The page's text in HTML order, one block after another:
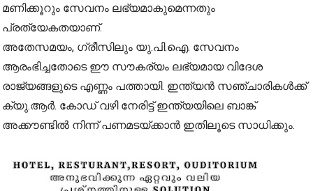
മണിക്കൂറും സേവനം ലഭ്യമാകുമെന്നതും
പ്രത്യേകതയാണ്.
അതേസമയം, ഗ്രീസിലും യു.പി.ഐ. സേവനം
ആരംഭിച്ചതോടെ ഈ സൗകര്യം ലഭ്യമായ വിദേശ
രാജ്യങ്ങളുടെ എണ്ണം പത്തായി. ഇന്ത്യൻ സഞ്ചാരികൾക്ക്
ക്യു.ആർ. കോഡ് വഴി നേരിട്ട് ഇന്ത്യയിലെ ബാങ്ക്
അക്കൗണ്ടിൽ നിന്ന് പണമടയ്ക്കാൻ ഇതിലൂടെ സാധിക്കും.